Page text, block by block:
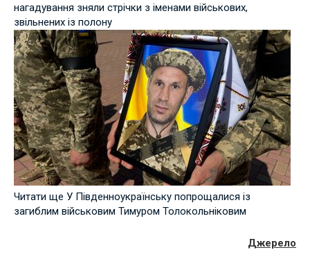
нагадування зняли стрічки з іменами військових,
звільнених із полону
Читати ще У Південноукраїнську попрощалися із
загиблим військовим Тимуром Толокольніковим
Джерело